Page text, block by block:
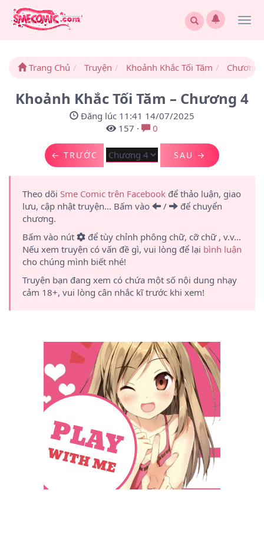
Trang Chủ Truyện Khoảnh Khắc Tối Tăm Chương
Khoảnh Khắc Tối Tăm – Chương 4
Đăng lúc 11:41 14/07/2025
157 · 0
← TRƯỚC SAU →
Theo dõi Sme Comic trên Facebook để thảo luận, giao
lưu, cập nhật truyện... Bấm vào
/
để chuyển
chương.
Bấm vào nút
để tùy chỉnh phông chữ, cỡ chữ , v.v...
Nếu xem truyện có vấn đề gì, vui lòng để lại bình luận
cho chúng mình biết nhé!
Truyện bạn đang xem có chứa một số nội dung nhạy
cảm 18+, vui lòng cân nhắc kĩ trước khi xem!